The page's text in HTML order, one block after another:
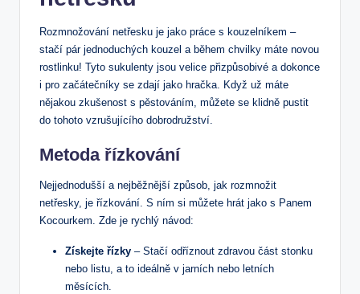
Rozmnožování netřesku je jako práce s kouzelníkem –
stačí pár jednoduchých kouzel a během chvilky máte novou
rostlinku! Tyto sukulenty jsou velice přizpůsobivé a dokonce
i pro začátečníky se zdají jako hračka. Když už máte
nějakou zkušenost s pěstováním, můžete se klidně pustit
do tohoto vzrušujícího dobrodružství.
Metoda řízkování
Nejjednodušší a nejběžnější způsob, jak rozmnožit
netřesky, je řízkování. S ním si můžete hrát jako s Panem
Kocourkem. Zde je rychlý návod:
Získejte řízky – Stačí odříznout zdravou část stonku
nebo listu, a to ideálně v jarních nebo letních
měsících.